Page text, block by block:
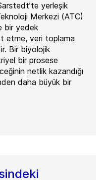
yerleşik
Merkezi (ATC)
bir yedek
etme, veri toplama
Bir biyolojik
bir prosese
netlik kazandığı
daha büyük bir